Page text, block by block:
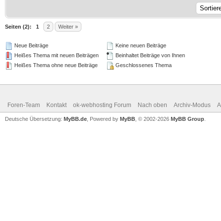
Seiten (2): 1 2 Weiter »
Neue Beiträge
Heißes Thema mit neuen Beiträgen
Heißes Thema ohne neue Beiträge
Keine neuen Beiträge
Beinhaltet Beiträge von Ihnen
Geschlossenes Thema
Foren-Team Kontakt ok-webhosting Forum Nach oben Archiv-Modus
Deutsche Übersetzung: MyBB.de , Powered by MyBB , © 2002-2026 MyBB Group